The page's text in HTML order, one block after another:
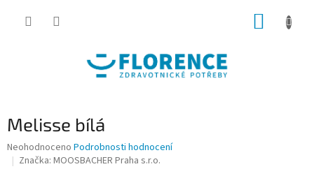
Melisse bílá
Průměrné
hodnocení
Neohodnoceno Podrobnosti hodnocení
Značka: MOOSBACHER Praha s.r.o.